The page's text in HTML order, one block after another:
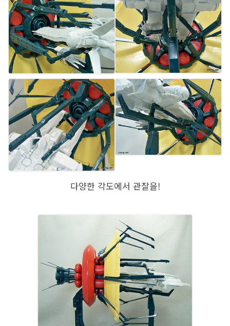
다양한 각도에서 관찰을!